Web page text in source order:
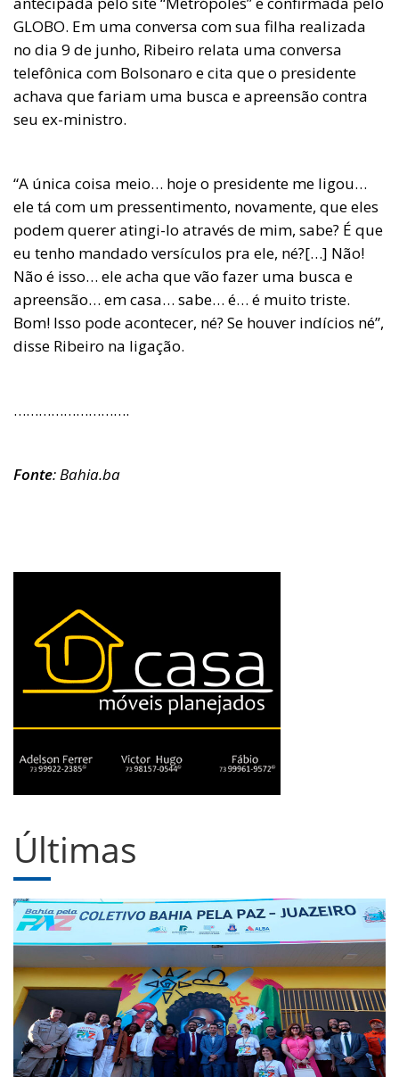
GLOBO. Em uma conversa com sua filha realizada
no dia 9 de junho, Ribeiro relata uma conversa
telefônica com Bolsonaro e cita que o presidente
achava que fariam uma busca e apreensão contra
seu ex-ministro.
“A única coisa meio… hoje o presidente me ligou…
ele tá com um pressentimento, novamente, que eles
podem querer atingi-lo através de mim, sabe? É que
eu tenho mandado versículos pra ele, né?[…] Não!
Não é isso… ele acha que vão fazer uma busca e
apreensão… em casa… sabe… é… é muito triste.
Bom! Isso pode acontecer, né? Se houver indícios né”,
disse Ribeiro na ligação.
……………………….
Fonte: Bahia.ba
Últimas